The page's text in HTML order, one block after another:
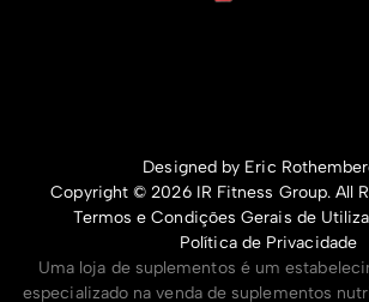
Designed by Eric
Copyright © 2026 IR Fitness Group. All
Termos e Condições Gerais de
Política de Privacidade
Uma loja de suplementos é um
especializado na venda de suplementos